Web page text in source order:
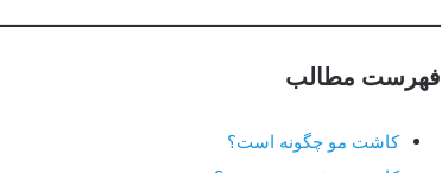
فهرست مطالب
کاشت مو چگونه است؟